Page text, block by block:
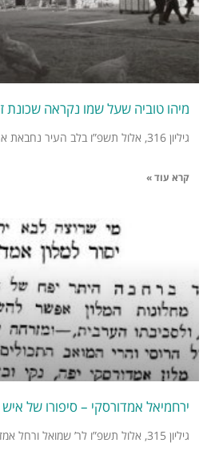
מיהו טוביה שעל שמו נקראה שכונת
גיליון 316, אלול תשפ”ו בלב העיר נחבאת אחת השכונות המרכיבות
קרא עוד »
ירחמיאל אמדורסקי – סיפורו של איש
גיליון 315, אלול תשפ”ו לר’ שמואל ורחל אמדורסקי לא היו